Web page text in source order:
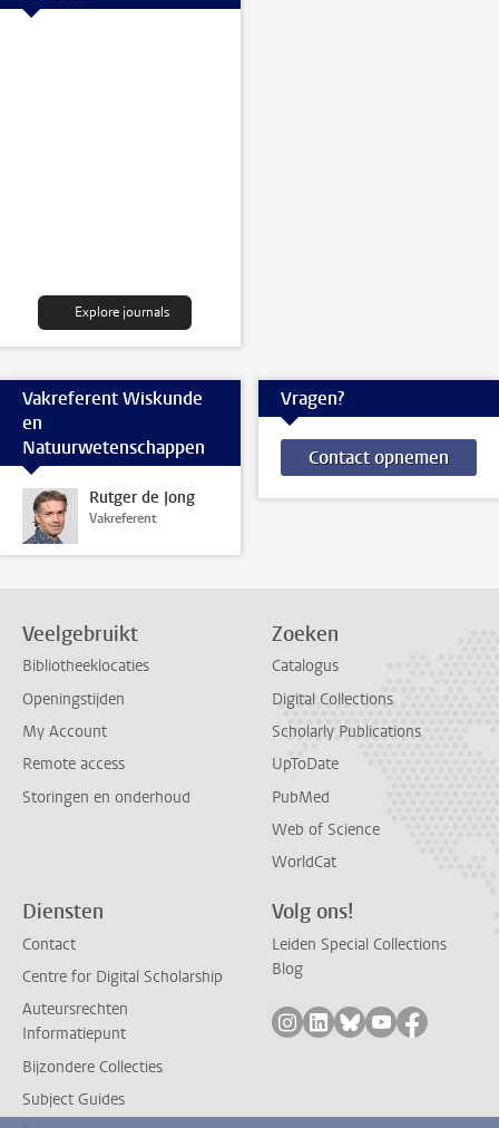
Explore journals
Vakreferent Wiskunde
en
Natuurwetenschappen
Rutger de Jong
Vakreferent
Vragen?
Contact opnemen
Veelgebruikt
Bibliotheeklocaties
Openingstijden
My Account
Remote access
Storingen en onderhoud
Zoeken
Catalogus
Digital Collections
Scholarly Publications
UpToDate
PubMed
Web of Science
WorldCat
Diensten
Contact
Centre for Digital Scholarship
Auteursrechten
Informatiepunt
Bijzondere Collecties
Subject Guides
Volg ons!
Leiden Special Collections
Blog
Volg ons op instagram
Volg ons op linkedin
Volg ons op
Volg ons op